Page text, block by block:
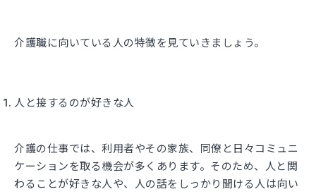
介護職に向いている人の特徴を見ていきましょう。
人と接するのが好きな人
介護の仕事では、利用者やその家族、同僚と日々コミュニ
ケーションを取る機会が多くあります。そのため、人と関
わることが好きな人や、人の話をしっかり聞ける人は向い